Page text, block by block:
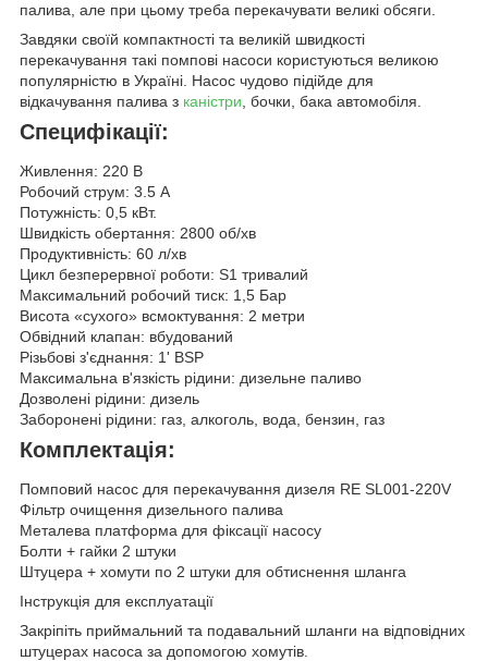
палива, але при цьому треба перекачувати великі обсяги.
Завдяки своїй компактності та великій швидкості
перекачування такі помпові насоси користуються великою
популярністю в Україні. Насос чудово підійде для
відкачування палива з каністри, бочки, бака автомобіля.
Специфікації:
Живлення: 220 В
Робочий струм: 3.5 А
Потужність: 0,5 кВт.
Швидкість обертання: 2800 об/хв
Продуктивність: 60 л/хв
Цикл безперервної роботи: S1 тривалий
Максимальний робочий тиск: 1,5 Бар
Висота «сухого» всмоктування: 2 метри
Обвідний клапан: вбудований
Різьбові з'єднання: 1' BSP
Максимальна в'язкість рідини: дизельне паливо
Дозволені рідини: дизель
Заборонені рідини: газ, алкоголь, вода, бензин, газ
Комплектація:
Помповий насос для перекачування дизеля RE SL001-220V
Фільтр очищення дизельного палива
Металева платформа для фіксації насосу
Болти + гайки 2 штуки
Штуцера + хомути по 2 штуки для обтиснення шланга
Інструкція для експлуатації
Закріпіть приймальний та подавальний шланги на відповідних
штуцерах насоса за допомогою хомутів.